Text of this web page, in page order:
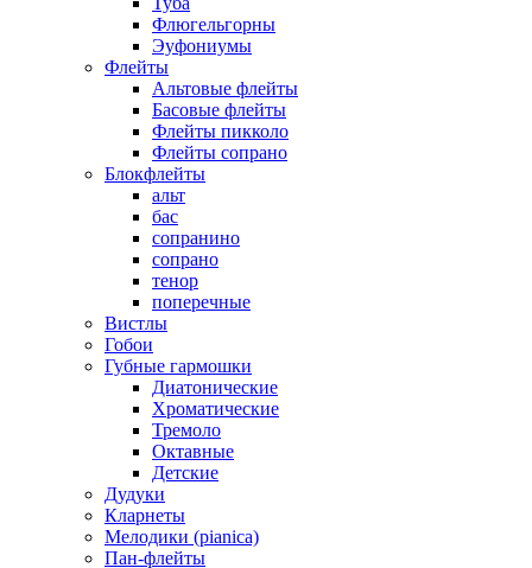
Флюгельгорны
Эуфониумы
Флейты
Альтовые флейты
Басовые флейты
Флейты пикколо
Флейты сопрано
Блокфлейты
альт
бас
сопранино
сопрано
тенор
поперечные
Вистлы
Гобои
Губные гармошки
Диатонические
Хроматические
Тремоло
Октавные
Детские
Дудуки
Кларнеты
Мелодики (pianica)
Пан-флейты